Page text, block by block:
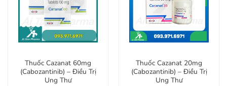
Thuốc Cazanat 60mg
(Cabozantinib) – Điều Trị
Ung Thư
Thuốc Cazanat 20mg
(Cabozantinib) – Điều Trị
Ung Thư